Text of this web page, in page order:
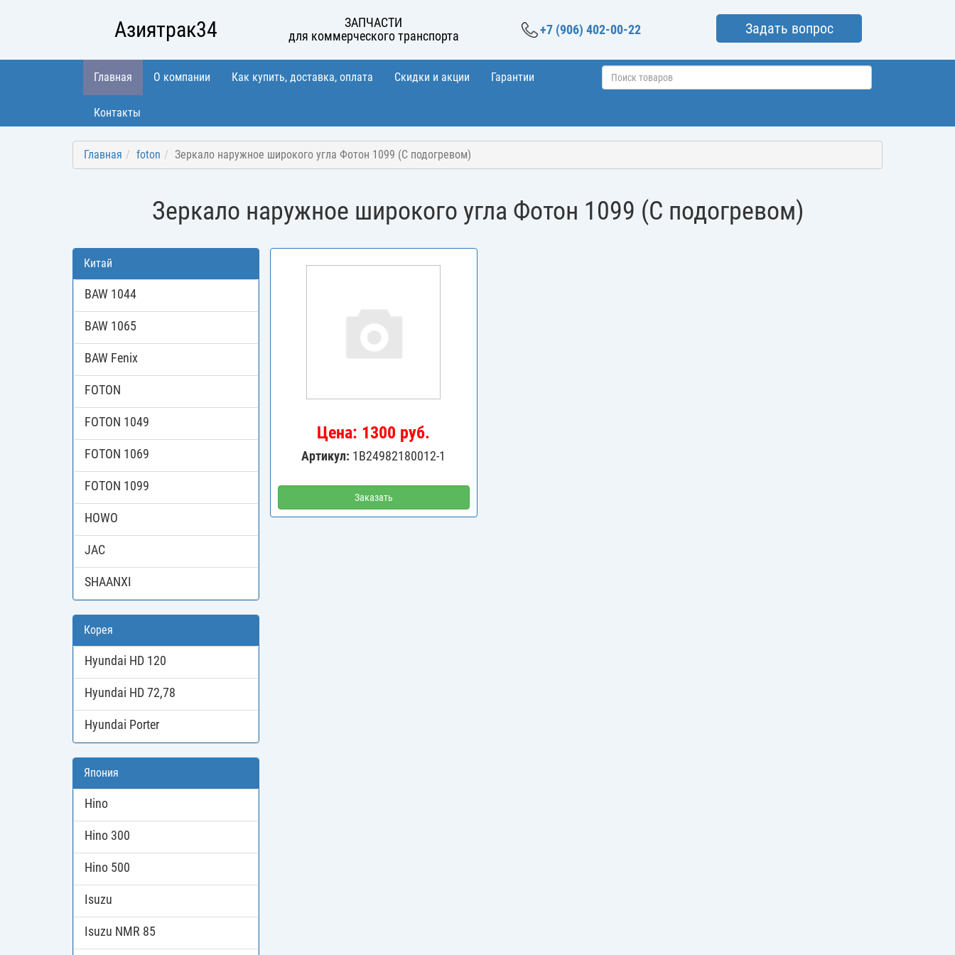
Азиятрак34
ЗАПЧАСТИ
для коммерческого транспорта
+7 (906) 402-00-22 Задать вопрос
Главная О компании Как купить, доставка, оплата Скидки и акции Гарантии
Контакты
Главная foton Зеркало наружное широкого угла Фотон 1099 (С подогревом)
Зеркало наружное широкого угла Фотон 1099 (С подогревом)
Китай
BAW 1044
BAW 1065
BAW Fenix
FOTON
FOTON 1049
FOTON 1069
FOTON 1099
HOWO
JAC
SHAANXI
Корея
Hyundai HD 120
Hyundai HD 72,78
Hyundai Porter
Япония
Hino
Hino 300
Hino 500
Isuzu
Isuzu NMR 85
Цена: 1300 руб.
Артикул: 1B24982180012-1
Заказать